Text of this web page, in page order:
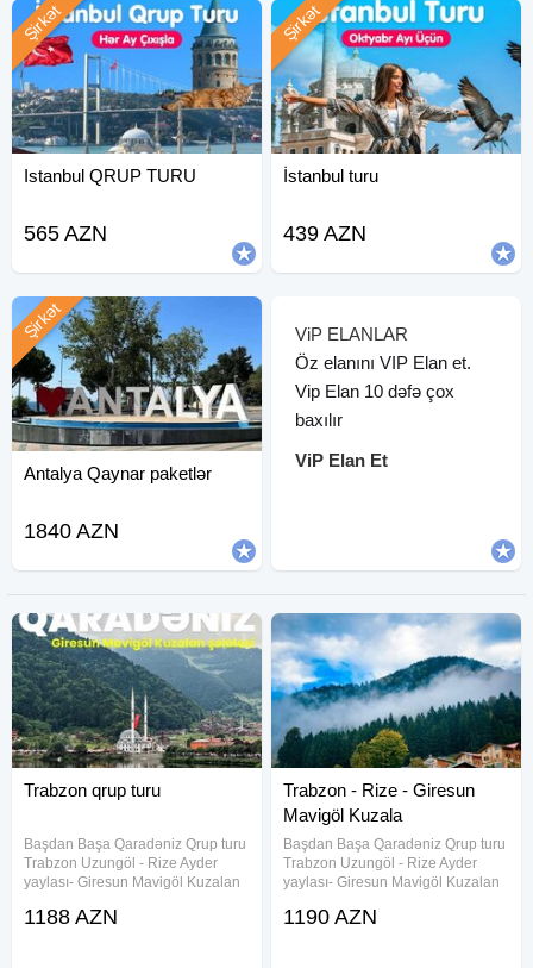
Istanbul QRUP TURU
Şirkət
565 AZN
İstanbul turu
Şirkət
439 AZN
Antalya Qaynar paketlər
Şirkət
1840 AZN
ViP ELANLAR
Öz elanını VIP Elan et.
Vip Elan 10 dəfə çox
baxılır
ViP Elan Et
Trabzon qrup turu
Başdan Başa Qaradəniz Qrup turu
Trabzon Uzungöl - Rize Ayder
yaylası- Giresun Mavigöl Kuzalan
Turun müddəti - (5 gün-4gecə)
1188 AZN
Trabzon - Rize - Giresun
Mavigöl Kuzala
Başdan Başa Qaradəniz Qrup turu
Trabzon Uzungöl - Rize Ayder
yaylası- Giresun Mavigöl Kuzalan
Turun müddəti - (5 gün-4gecə)
1190 AZN